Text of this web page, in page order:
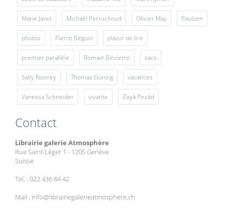
Marie Javet Michaël Perruchoud Olivier May Paulsen
photos Pierre Béguin plaisir de lire
premier parallèle Romain Bévierre sacs
Sally Rooney Thomas Gunzig vacances
Vanessa Schneider vivante Zoyâ Pirzâd
Contact
Librairie galerie Atmosphère
Rue Saint-Léger 1 - 1205 Genève
Suisse
Tel. : 022 436 84 42
Mail : info@librairiegalerieatmosphere.ch